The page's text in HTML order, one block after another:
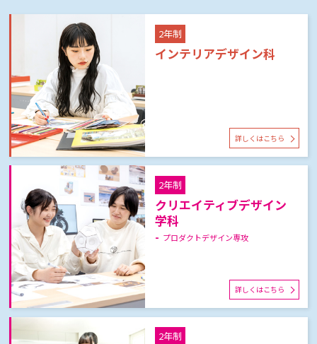
2年制
インテリアデザイン科
詳しくはこちら
2年制
クリエイティブデザイン
学科
プロダクトデザイン専攻
詳しくはこちら
2年制